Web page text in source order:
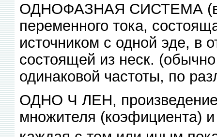
ОДНОФАЗНАЯ СИСТЕМА (в
переменного тока,
источником с одной эде, в
состоящей из неск.
одинаковой частоты, по
ОДНО Ч ЛЕН,
множителя (коэфициента)